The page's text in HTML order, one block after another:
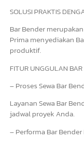
SOLUSI PRAKTIS
Bar Bender
Prima menyediakan
produktif.
FITUR UNGGULAN
– Proses Sewa Bar
Layanan Sewa Bar
jadwal proyek Anda.
– Performa Bar